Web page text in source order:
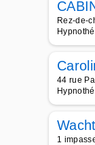
Rez-de-
44 rue
1